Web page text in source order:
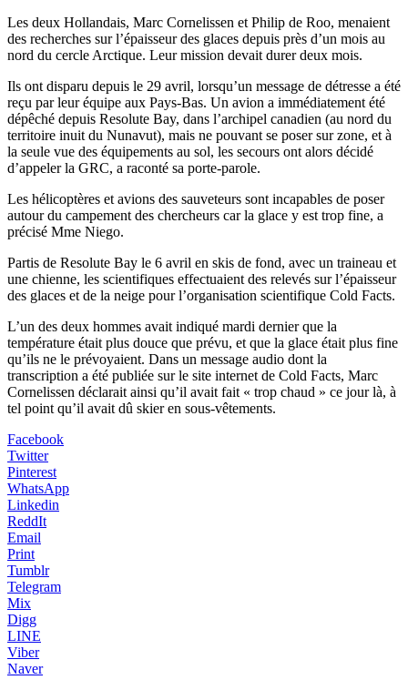
Les deux Hollandais, Marc Cornelissen et Philip de Roo, menaient
des recherches sur l’épaisseur des glaces depuis près d’un mois au
nord du cercle Arctique. Leur mission devait durer deux mois.
Ils ont disparu depuis le 29 avril, lorsqu’un message de détresse a été
reçu par leur équipe aux Pays-Bas. Un avion a immédiatement été
dépêché depuis Resolute Bay, dans l’archipel canadien (au nord du
territoire inuit du Nunavut), mais ne pouvant se poser sur zone, et à
la seule vue des équipements au sol, les secours ont alors décidé
d’appeler la GRC, a raconté sa porte-parole.
Les hélicoptères et avions des sauveteurs sont incapables de poser
autour du campement des chercheurs car la glace y est trop fine, a
précisé Mme Niego.
Partis de Resolute Bay le 6 avril en skis de fond, avec un traineau et
une chienne, les scientifiques effectuaient des relevés sur l’épaisseur
des glaces et de la neige pour l’organisation scientifique Cold Facts.
L’un des deux hommes avait indiqué mardi dernier que la
température était plus douce que prévu, et que la glace était plus fine
qu’ils ne le prévoyaient. Dans un message audio dont la
transcription a été publiée sur le site internet de Cold Facts, Marc
Cornelissen déclarait ainsi qu’il avait fait « trop chaud » ce jour là, à
tel point qu’il avait dû skier en sous-vêtements.
Facebook
Twitter
Pinterest
WhatsApp
Linkedin
ReddIt
Email
Print
Tumblr
Telegram
Mix
Digg
LINE
Viber
Naver